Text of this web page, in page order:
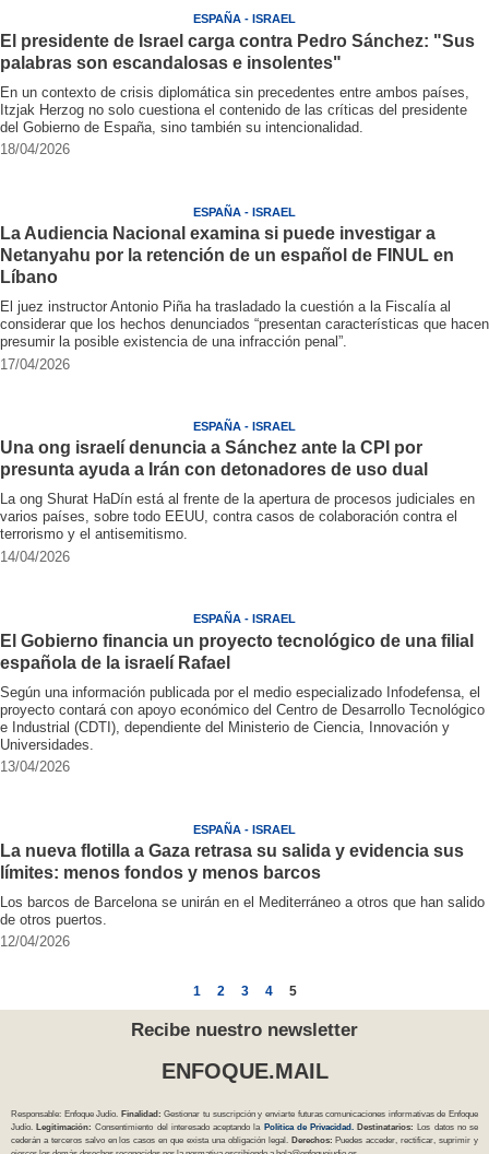
ESPAÑA - ISRAEL
El presidente de Israel carga contra Pedro Sánchez: "Sus
palabras son escandalosas e insolentes"
En un contexto de crisis diplomática sin precedentes entre ambos países,
Itzjak Herzog no solo cuestiona el contenido de las críticas del presidente
del Gobierno de España, sino también su intencionalidad.
18/04/2026
ESPAÑA - ISRAEL
La Audiencia Nacional examina si puede investigar a
Netanyahu por la retención de un español de FINUL en
Líbano
El juez instructor Antonio Piña ha trasladado la cuestión a la Fiscalía al
considerar que los hechos denunciados “presentan características que hacen
presumir la posible existencia de una infracción penal”.
17/04/2026
ESPAÑA - ISRAEL
Una ong israelí denuncia a Sánchez ante la CPI por
presunta ayuda a Irán con detonadores de uso dual
La ong Shurat HaDín está al frente de la apertura de procesos judiciales en
varios países, sobre todo EEUU, contra casos de colaboración contra el
terrorismo y el antisemitismo.
14/04/2026
ESPAÑA - ISRAEL
El Gobierno financia un proyecto tecnológico de una filial
española de la israelí Rafael
Según una información publicada por el medio especializado Infodefensa, el
proyecto contará con apoyo económico del Centro de Desarrollo Tecnológico
e Industrial (CDTI), dependiente del Ministerio de Ciencia, Innovación y
Universidades.
13/04/2026
ESPAÑA - ISRAEL
La nueva flotilla a Gaza retrasa su salida y evidencia sus
límites: menos fondos y menos barcos
Los barcos de Barcelona se unirán en el Mediterráneo a otros que han salido
de otros puertos.
12/04/2026
1 2 3 4 5
Recibe nuestro newsletter
ENFOQUE.MAIL
Responsable: Enfoque Judío. Finalidad: Gestionar tu suscripción y enviarte futuras comunicaciones informativas de Enfoque
Judío. Legitimación: Consentimiento del interesado aceptando la Política de Privacidad . Destinatarios: Los datos no se
cederán a terceros salvo en los casos en que exista una obligación legal. Derechos: Puedes acceder, rectificar, suprimir y